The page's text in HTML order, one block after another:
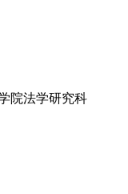
院法学研究科